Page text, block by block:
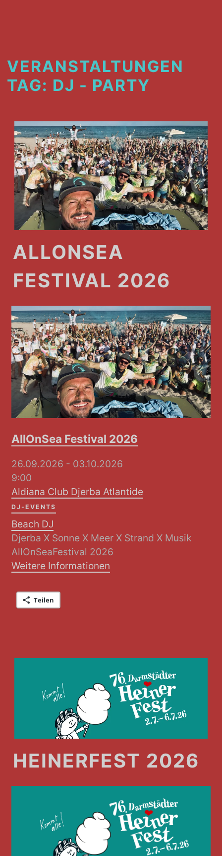
VERANSTALTUNGEN
TAG: DJ - PARTY
ALLONSEA
FESTIVAL 2026
AllOnSea Festival 2026
26.09.2026 - 03.10.2026
9:00
Aldiana Club Djerba Atlantide
DJ-EVENTS
Beach DJ
Djerba X Sonne X Meer X Strand X Musik
AllOnSeaFestival 2026
Weitere Informationen
Teilen
HEINERFEST 2026